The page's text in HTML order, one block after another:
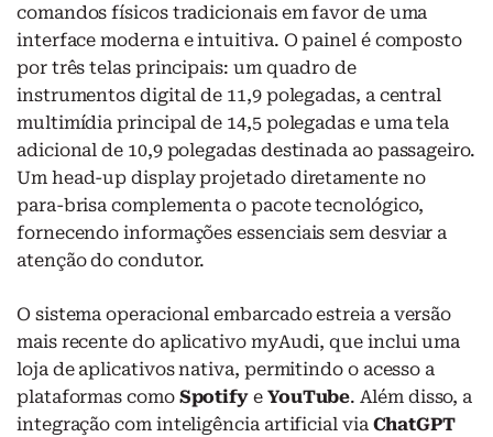
comandos físicos tradicionais em favor de uma
interface moderna e intuitiva. O painel é composto
por três telas principais: um quadro de
instrumentos digital de 11,9 polegadas, a central
multimídia principal de 14,5 polegadas e uma tela
adicional de 10,9 polegadas destinada ao passageiro.
Um head-up display projetado diretamente no
para-brisa complementa o pacote tecnológico,
fornecendo informações essenciais sem desviar a
atenção do condutor.
O sistema operacional embarcado estreia a versão
mais recente do aplicativo myAudi, que inclui uma
loja de aplicativos nativa, permitindo o acesso a
plataformas como Spotify e YouTube. Além disso, a
integração com inteligência artificial via ChatGPT